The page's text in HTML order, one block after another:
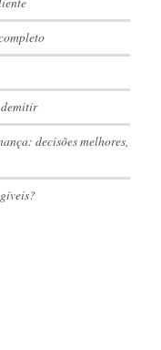
decisões melhores,